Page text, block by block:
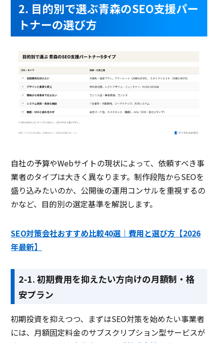
2. 目的別で選ぶ青森のSEO支援パー
トナーの選び方
自社の予算やWebサイトの現状によって、依頼すべき事
業者のタイプは大きく異なります。制作段階からSEOを
盛り込みたいのか、公開後の運用コンサルを重視するの
かなど、目的別の選定基準を解説します。
SEO対策会社おすすめ比較40選｜費用と選び方【2026
年最新】
2-1. 初期費用を抑えたい方向けの月額制・格
安プラン
初期投資を抑えつつ、まずはSEO対策を始めたい事業者
には、月額固定料金のサブスクリプション型サービスが